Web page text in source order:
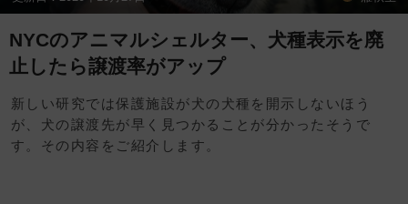
NYCのアニマルシェルター、犬種表示を廃
止したら譲渡率がアップ
新しい研究では保護施設が犬の犬種を開示しないほう
が、犬の譲渡先が早く見つかることが分かったそうで
す。その内容をご紹介します。